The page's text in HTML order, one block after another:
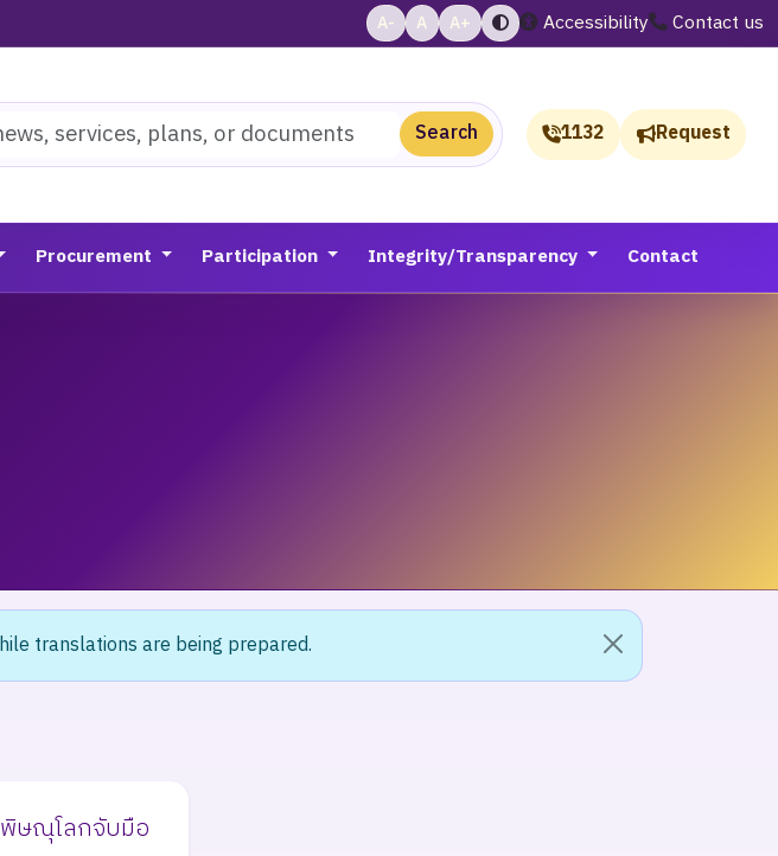
A- A A+ Accessibility Contact us
Search 1132 Request
Procurement Participation Integrity/Transparency Contact
translations are being prepared.
ษณุโลกจับมือ